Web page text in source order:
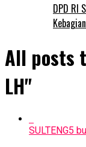
DPD RI
All posts
LH"
SULTENG5